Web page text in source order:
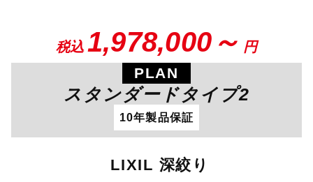
税込 1,978,000～ 円
PLAN
スタンダードタイプ2
10年製品保証
LIXIL 深絞り